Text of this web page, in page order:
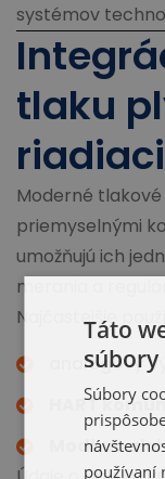
systémov
tlaku
Moderné
priemyselnými
umožňujú ich
merania a
Najčastejšie
analógový
HART
Modbus
Táto
súbory
Súbory
používaní